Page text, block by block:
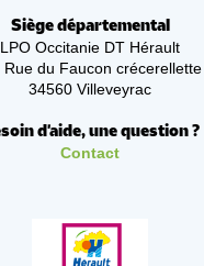
Siège départemental
LPO Occitanie DT Hérault
Rue du Faucon crécerellette
34560 Villeveyrac
d'aide, une question ?
Contact